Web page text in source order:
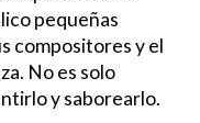
pequeñas
compositores y el
No es solo
y saborearlo.